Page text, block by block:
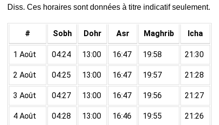
Diss. Ces horaires sont données à titre indicatif seulement.
# Sobh Dohr Asr Maghrib Icha
1 Août 04:24 13:00 16:47 19:58 21:30
2 Août 04:25 13:00 16:47 19:57 21:28
3 Août 04:27 13:00 16:47 19:56 21:27
4 Août 04:28 13:00 16:46 19:55 21:26